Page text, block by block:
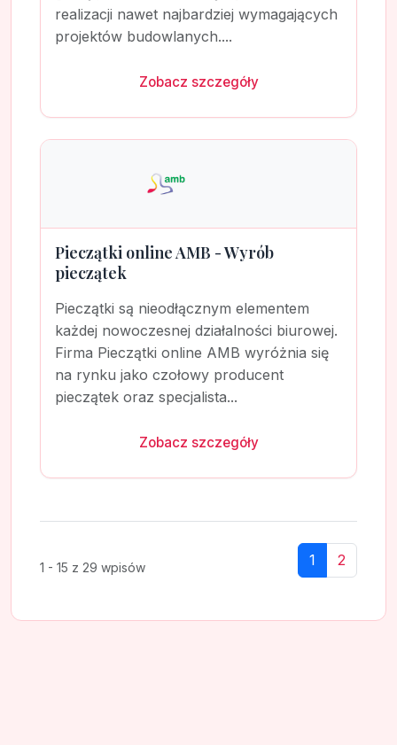
realizacji nawet najbardziej wymagających
projektów budowlanych....
Zobacz szczegóły
Pieczątki online AMB - Wyrób
pieczątek
Pieczątki są nieodłącznym elementem
każdej nowoczesnej działalności biurowej.
Firma Pieczątki online AMB wyróżnia się
na rynku jako czołowy producent
pieczątek oraz specjalista...
Zobacz szczegóły
1 - 15 z 29 wpisów 1 2